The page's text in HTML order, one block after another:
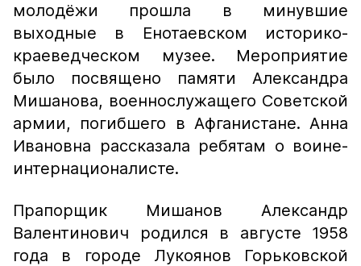
молодёжи прошла в минувшие
выходные в Енотаевском историко-
краеведческом музее. Мероприятие
было посвящено памяти Александра
Мишанова, военнослужащего Советской
армии, погибшего в Афганистане. Анна
Ивановна рассказала ребятам о воине-
интернационалисте.
Прапорщик Мишанов Александр
Валентинович родился в августе 1958
года в городе Лукоянов Горьковской